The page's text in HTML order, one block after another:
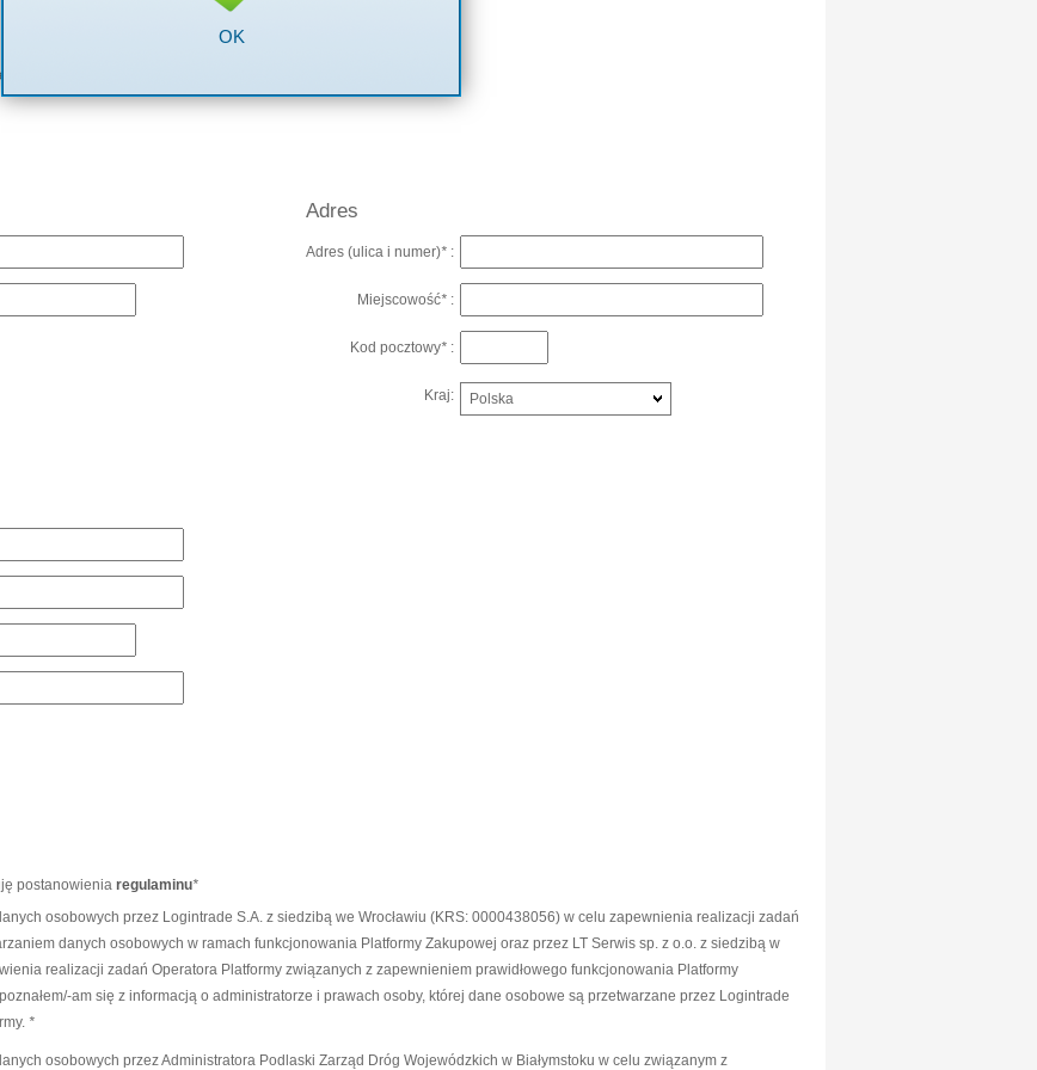
firmy
Adres
Adres (ulica i numer)* :
Miejscowość* :
Kod pocztowy* :
Kraj:
postanowienia regulaminu*
osobowych przez Logintrade S.A. z siedzibą we Wrocławiu (KRS: 0000438056) w celu zapewnienia realizacji zadań
danych osobowych w ramach funkcjonowania Platformy Zakupowej oraz przez LT Serwis sp. z o.o. z siedzibą w
realizacji zadań Operatora Platformy związanych z zapewnieniem prawidłowego funkcjonowania Platformy
am się z informacją o administratorze i prawach osoby, której dane osobowe są przetwarzane przez Logintrade
*
osobowych przez Administratora Podlaski Zarząd Dróg Wojewódzkich w Białymstoku w celu związanym z
OK